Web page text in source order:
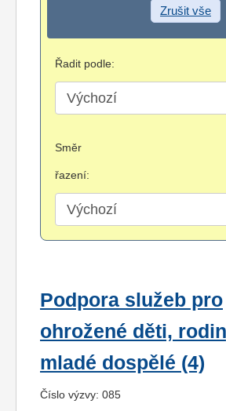
Zrušit vše
Řadit podle:
Směr
řazení:
Podpora služeb pro
ohrožené děti,
mladé dospělé (4)
Číslo výzvy: 085